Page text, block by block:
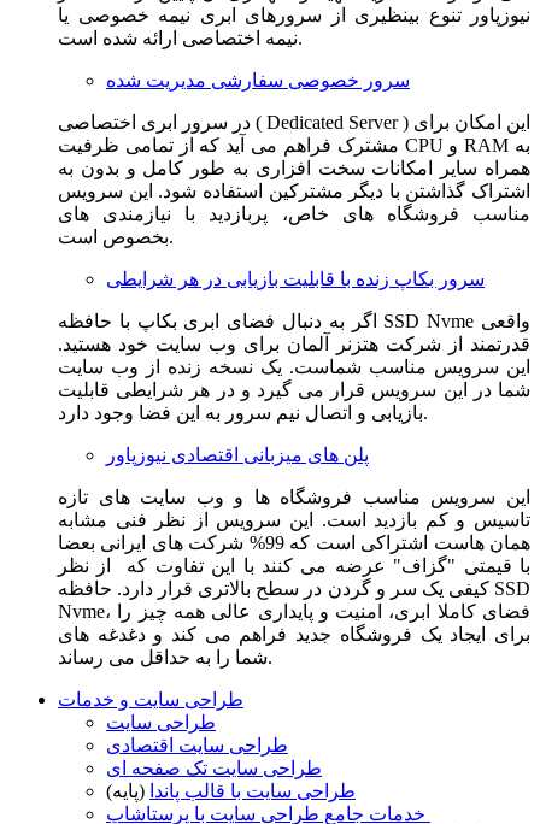
نیوزپاور تنوع بینظیری از سرورهای ابری نیمه خصوصی یا
نیمه اختصاصی ارائه شده است.
سرور خصوصی سفارشی مدیریت شده
در سرور ابری اختصاصی ( Dedicated Server ) این امکان برای
مشترک فراهم می آید که از تمامی ظرفیت CPU و RAM به
همراه سایر امکانات سخت افزاری به طور کامل و بدون به
اشتراک گذاشتن با دیگر مشترکین استفاده شود. این سرویس
مناسب فروشگاه های خاص، پربازدید با نیازمندی های
بخصوص است.
سرور بکاپ زنده با قابلیت بازیابی در هر شرایطی
اگر به دنبال فضای ابری بکاپ با حافظه SSD Nvme واقعی
قدرتمند از شرکت هتزنر آلمان برای وب سایت خود هستید.
این سرویس مناسب شماست. یک نسخه زنده از وب سایت
شما در این سرویس قرار می گیرد و در هر شرایطی قابلیت
بازیابی و اتصال نیم سرور به این فضا وجود دارد.
پلن های میزبانی اقتصادی نیوزپاور
این سرویس مناسب فروشگاه ها و وب سایت های تازه
تاسیس و کم بازدید است. این سرویس از نظر فنی مشابه
همان هاست اشتراکی است که 99% شرکت های ایرانی بعضا
با قیمتی "گزاف" عرضه می کنند با این تفاوت که از نظر
کیفی یک سر و گردن در سطح بالاتری قرار دارد. حافظه SSD
Nvme، فضای کاملا ابری، امنیت و پایداری عالی همه چیز را
برای ایجاد یک فروشگاه جدید فراهم می کند و دغدغه های
شما را به حداقل می رساند.
طراحی سایت و خدمات
طراحی سایت
طراحی سایت اقتصادی
طراحی سایت تک صفحه ای
طراحی سایت با قالب پاندا (پایه)